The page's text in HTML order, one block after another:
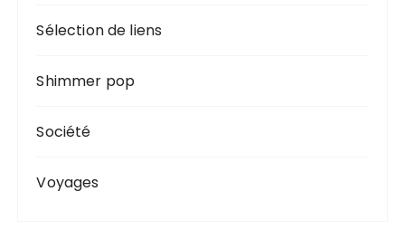
Sélection de liens
Shimmer pop
Société
Voyages